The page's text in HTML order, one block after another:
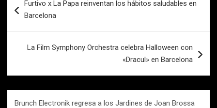
de
Furtivo x La Papa reinventan los hábitos saludables en
Barcelona
La Film Symphony Orchestra celebra Halloween con
«Dracul» en Barcelona
Brunch Electronik regresa a los Jardines de Joan Brossa